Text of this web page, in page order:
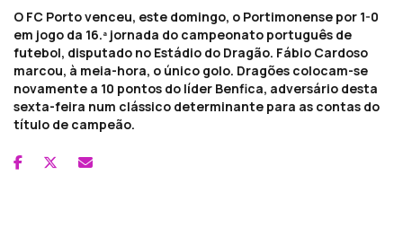
O FC Porto venceu, este domingo, o Portimonense por 1-0
em jogo da 16.ª jornada do campeonato português de
futebol, disputado no Estádio do Dragão. Fábio Cardoso
marcou, à meia-hora, o único golo. Dragões colocam-se
novamente a 10 pontos do líder Benfica, adversário desta
sexta-feira num clássico determinante para as contas do
título de campeão.